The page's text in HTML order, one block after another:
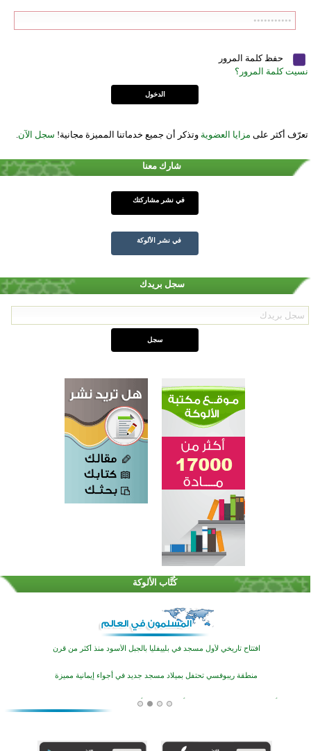
حفظ كلمة المرور
نسيت كلمة المرور؟
تعرّف أكثر على مزايا العضوية وتذكر أن جميع خدماتنا المميزة مجانية! سجل الآن
شارك معنا
في نشر مشاركتك
في نشر الألوكة
سجل بريدك
كُتَّاب الألوكة
اختتام الدورة التاسعة لمسابقة حفظ وتلاوة القرآن الكريم في أزناكاييف
تيسليتش تختتم برنامجا تعليميا لتعزيز القيم وبناء الشخصية للشباب المسلمين
اختتام منافسات قرآنية متميزة في بنغلاديش بمشاركة 3000 متسابق
افتتاح تاريخي لأول مسجد في بلييفليا بالجبل الأسود منذ أكثر من قرن
منطقة ريبوفسي تحتفل بميلاد مسجد جديد في أجواء إيمانية مميزة
أكبر مشروع إسلامي في ريف أستراليا يفتتح أبوابه بعد سنوات من العمل والعطاء